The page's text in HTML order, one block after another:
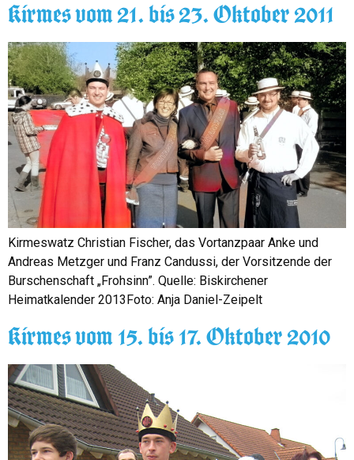
Kirmes vom 21. bis 23. Oktober 2011
Kirmeswatz Christian Fischer, das Vortanzpaar Anke und
Andreas Metzger und Franz Candussi, der Vorsitzende der
Burschenschaft „Frohsinn”. Quelle: Biskirchener
Heimatkalender 2013Foto: Anja Daniel-Zeipelt
Kirmes vom 15. bis 17. Oktober 2010